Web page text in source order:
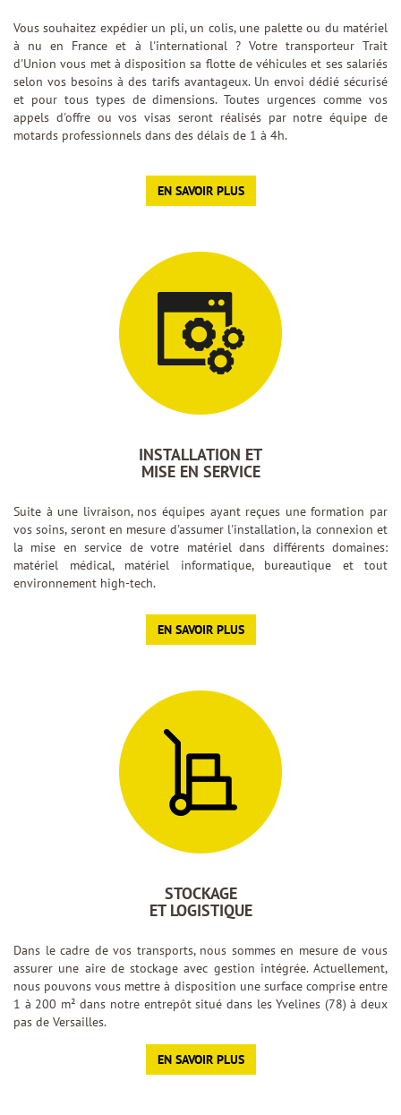
Vous souhaitez expédier un pli, un colis, une palette ou du matériel
à nu en France et à l'international ? Votre transporteur Trait
d'Union vous met à disposition sa flotte de véhicules et ses salariés
selon vos besoins à des tarifs avantageux. Un envoi dédié sécurisé
et pour tous types de dimensions. Toutes urgences comme vos
appels d'offre ou vos visas seront réalisés par notre équipe de
motards professionnels dans des délais de 1 à 4h.
EN SAVOIR PLUS
INSTALLATION ET
MISE EN SERVICE
Suite à une livraison, nos équipes ayant reçues une formation par
vos soins, seront en mesure d'assumer l'installation, la connexion et
la mise en service de votre matériel dans différents domaines:
matériel médical, matériel informatique, bureautique et tout
environnement high-tech.
EN SAVOIR PLUS
STOCKAGE
ET LOGISTIQUE
Dans le cadre de vos transports, nous sommes en mesure de vous
assurer une aire de stockage avec gestion intégrée. Actuellement,
nous pouvons vous mettre à disposition une surface comprise entre
1 à 200 m² dans notre entrepôt situé dans les Yvelines (78) à deux
pas de Versailles.
EN SAVOIR PLUS